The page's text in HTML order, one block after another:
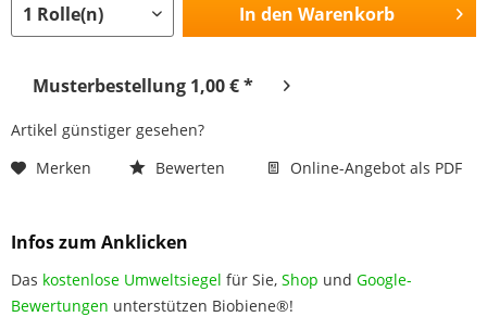
In den Warenkorb
Musterbestellung 1,00 € *
Artikel günstiger gesehen?
Merken
Bewerten Online-Angebot als PDF
Infos zum Anklicken
Das kostenlose Umweltsiegel für Sie, Shop und Google-
Bewertungen unterstützen Biobiene®!